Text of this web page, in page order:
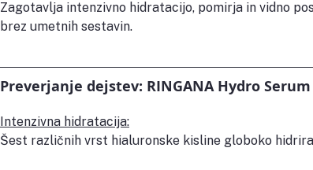
Zagotavlja intenzivno hidratacijo, pomirja in vidno
brez umetnih sestavin.
Preverjanje dejstev: RINGANA Hydro
Intenzivna hidratacija:
Šest različnih vrst hialuronske kisline globoko